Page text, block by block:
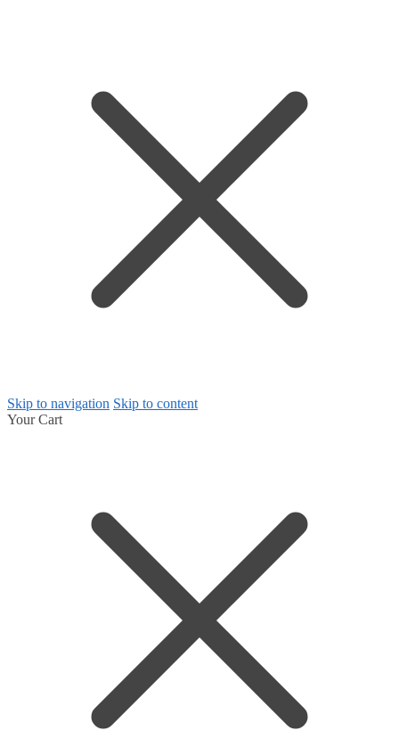
Skip to navigation Skip to content
Your Cart